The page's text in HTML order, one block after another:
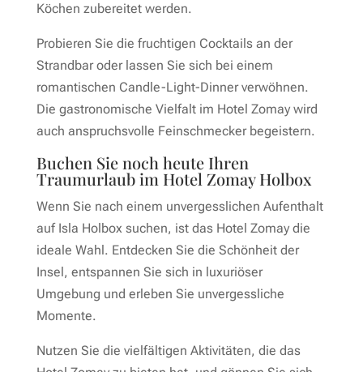
Köchen zubereitet werden.
Probieren Sie die fruchtigen Cocktails an der
Strandbar oder lassen Sie sich bei einem
romantischen Candle-Light-Dinner verwöhnen.
Die gastronomische Vielfalt im Hotel Zomay wird
auch anspruchsvolle Feinschmecker begeistern.
Buchen Sie noch heute Ihren
Traumurlaub im Hotel Zomay Holbox
Wenn Sie nach einem unvergesslichen Aufenthalt
auf Isla Holbox suchen, ist das Hotel Zomay die
ideale Wahl. Entdecken Sie die Schönheit der
Insel, entspannen Sie sich in luxuriöser
Umgebung und erleben Sie unvergessliche
Momente.
Nutzen Sie die vielfältigen Aktivitäten, die das